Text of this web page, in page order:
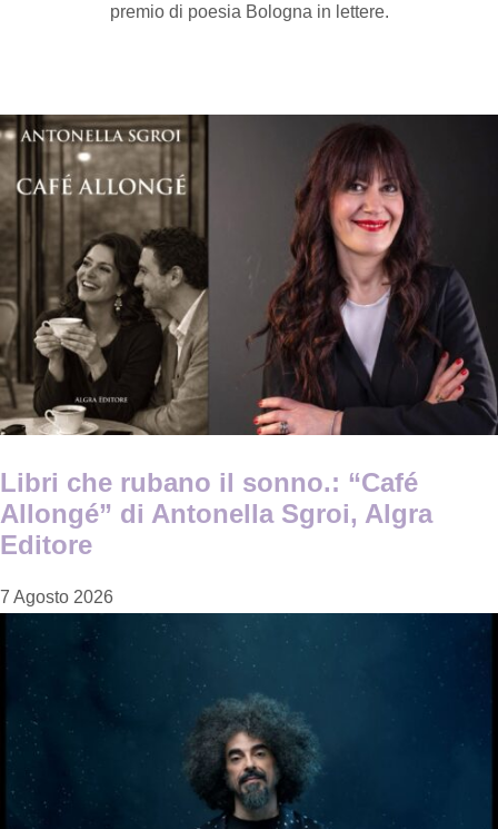
premio di poesia Bologna in lettere.
Libri che rubano il sonno.: “Café
Allongé” di Antonella Sgroi, Algra
Editore
7 Agosto 2026